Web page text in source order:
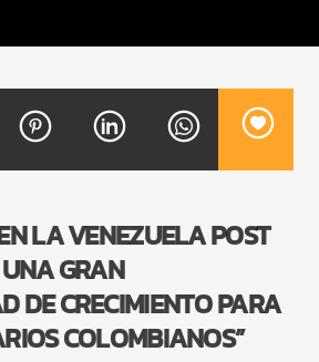
DJ MIX
LA VENEZUELA POST
GRAN
DE CRECIMIENTO PARA
COLOMBIANOS”